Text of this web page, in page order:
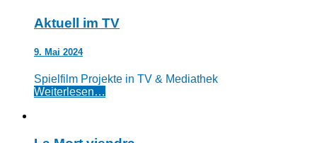
Aktuell im TV
9. Mai 2024
Spielfilm Projekte in TV & Mediathek
Weiterlesen…